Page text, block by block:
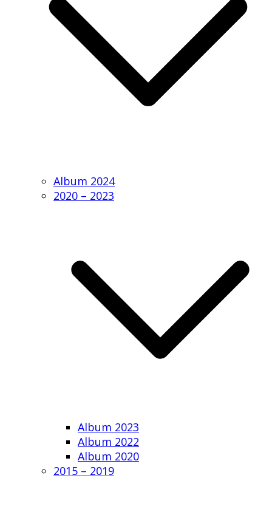
Album 2024
2020 – 2023
Album 2023
Album 2022
Album 2020
2015 – 2019